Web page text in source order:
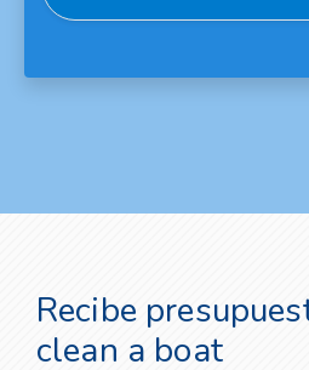
Recibe
clean a boat